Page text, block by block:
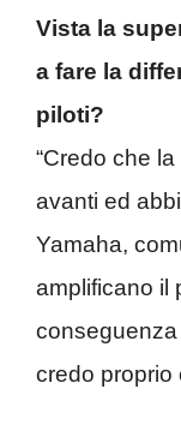
Vista la
a fare la
piloti?
“Credo che
avanti ed
Yamaha,
amplificano il
credo proprio